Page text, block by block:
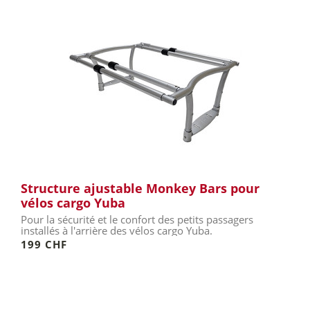
Structure ajustable Monkey Bars pour
vélos cargo Yuba
Pour la sécurité et le confort des petits passagers
installés à l'arrière des vélos cargo Yuba.
199 CHF